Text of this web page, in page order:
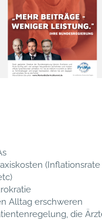
(Inflationsrate
Alltag erschweren
die